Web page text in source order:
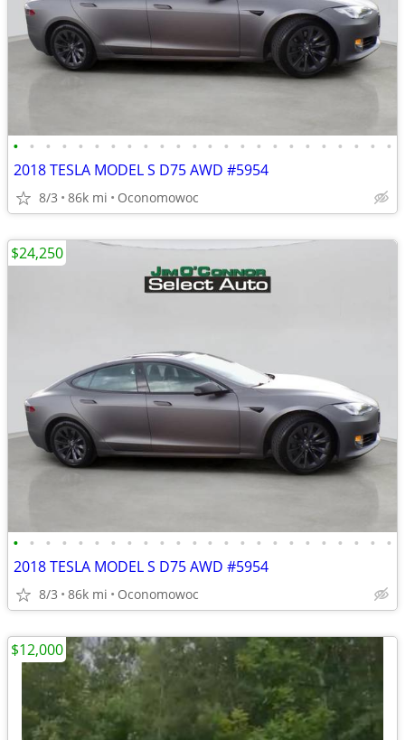
• • • • • • • • • • • • • • • • • • • • • • • •
2018 TESLA MODEL S D75 AWD #5954
8/3 86k mi Oconomowoc
• • • • • • • • • • • • • • • • • • • • • • • •
2018 TESLA MODEL S D75 AWD #5954
8/3 86k mi Oconomowoc
$24,250
$12,000